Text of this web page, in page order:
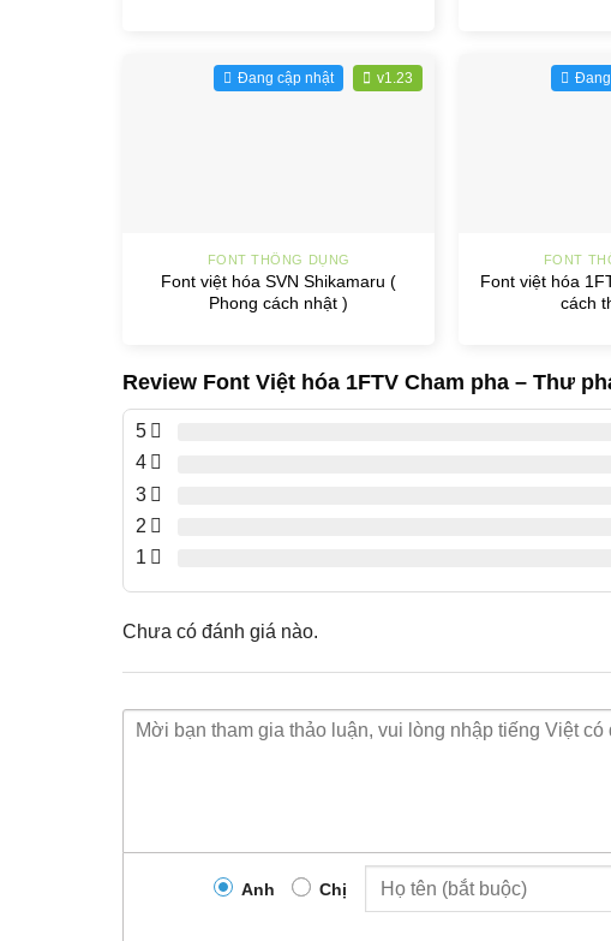
Đang cập nhật v1.23
FONT THÔNG DỤNG
Font việt hóa SVN Shikamaru (
Phong cách nhật )
FONT
Font việt hóa
cách
Review Font Việt hóa 1FTV Cham pha – Thư
5
4
3
2
1
Chưa có đánh giá nào.
Anh Chị